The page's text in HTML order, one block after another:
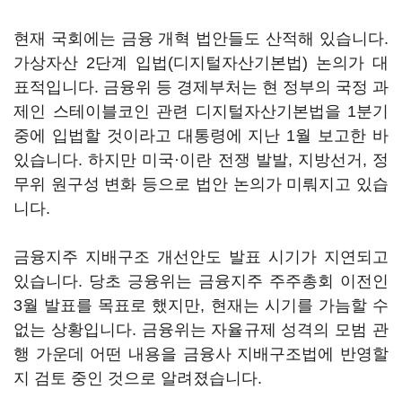
현재 국회에는 금융 개혁 법안들도 산적해 있습니다.
가상자산 2단계 입법(디지털자산기본법) 논의가 대
표적입니다. 금융위 등 경제부처는 현 정부의 국정 과
제인 스테이블코인 관련 디지털자산기본법을 1분기
중에 입법할 것이라고 대통령에 지난 1월 보고한 바
있습니다. 하지만 미국·이란 전쟁 발발, 지방선거, 정
무위 원구성 변화 등으로 법안 논의가 미뤄지고 있습
니다.
금융지주 지배구조 개선안도 발표 시기가 지연되고
있습니다. 당초 긍융위는 금융지주 주주총회 이전인
3월 발표를 목표로 했지만, 현재는 시기를 가늠할 수
없는 상황입니다. 금융위는 자율규제 성격의 모범 관
행 가운데 어떤 내용을 금융사 지배구조법에 반영할
지 검토 중인 것으로 알려졌습니다.